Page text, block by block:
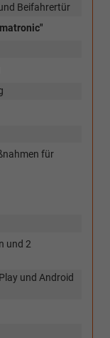
Beifahrertür
für
und 2
und Android